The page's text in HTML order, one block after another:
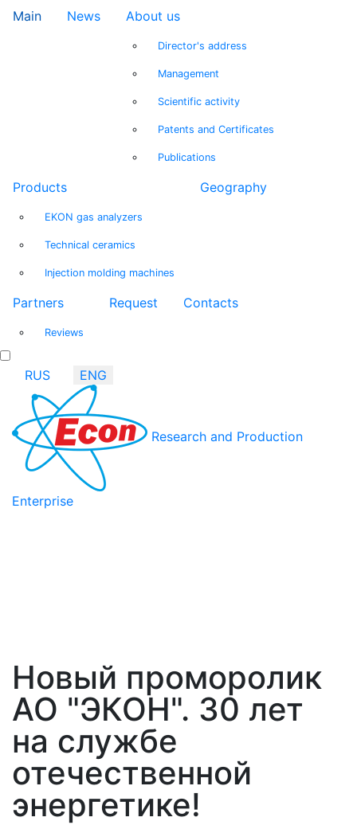
Main News About us
Director's address
Management
Scientific activity
Patents and Certificates
Publications
Products
EKON gas analyzers
Technical ceramics
Injection molding machines
Geography
Partners
Reviews
Request Contacts
RUS ENG
Research and Production
Enterprise
Новый проморолик
АО "ЭКОН". 30 лет
на службе
отечественной
энергетике!